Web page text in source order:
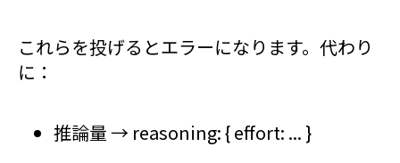
これらを投げるとエラーになります。代わり
に：
推論量 → reasoning: { effort: ... }